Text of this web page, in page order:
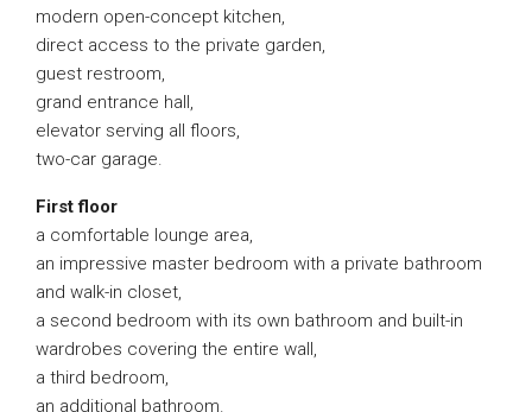
modern open-concept kitchen,
direct access to the private garden,
guest restroom,
grand entrance hall,
elevator serving all floors,
two-car garage.
First floor
a comfortable lounge area,
an impressive master bedroom with a private bathroom
and walk-in closet,
a second bedroom with its own bathroom and built-in
wardrobes covering the entire wall,
a third bedroom,
an additional bathroom.